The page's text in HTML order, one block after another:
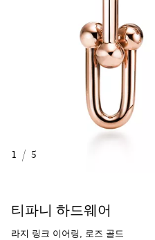
1 / 5
티파니 하드웨어
라지 링크 이어링, 로즈 골드